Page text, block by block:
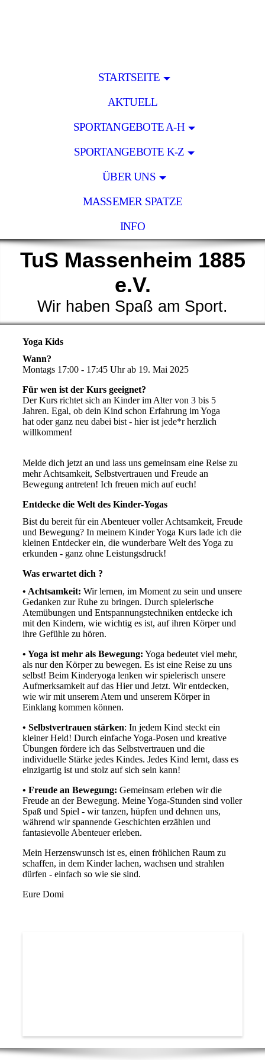
STARTSEITE
AKTUELL
SPORTANGEBOTE A-H
SPORTANGEBOTE K-Z
ÜBER UNS
MASSEMER SPATZE
INFO
TuS Massenheim 1885
e.V.
Wir haben Spaß am Sport.
Yoga Kids
Wann?
Montags 17:00 - 17:45 Uhr ab 19. Mai 2025
Für wen ist der Kurs geeignet?
Der Kurs richtet sich an Kinder im Alter von 3 bis 5
Jahren. Egal, ob dein Kind schon Erfahrung im Yoga
hat oder ganz neu dabei bist - hier ist jede*r herzlich
willkommen!
Melde dich jetzt an und lass uns gemeinsam eine Reise zu
mehr Achtsamkeit, Selbstvertrauen und Freude an
Bewegung antreten! Ich freuen mich auf euch!
Entdecke die Welt des Kinder-Yogas
Bist du bereit für ein Abenteuer voller Achtsamkeit, Freude
und Bewegung? In meinem Kinder Yoga Kurs lade ich die
kleinen Entdecker ein, die wunderbare Welt des Yoga zu
erkunden - ganz ohne Leistungsdruck!
Was erwartet dich ?
• Achtsamkeit: Wir lernen, im Moment zu sein und unsere
Gedanken zur Ruhe zu bringen. Durch spielerische
Atemübungen und Entspannungstechniken entdecke ich
mit den Kindern, wie wichtig es ist, auf ihren Körper und
ihre Gefühle zu hören.
• Yoga ist mehr als Bewegung: Yoga bedeutet viel mehr,
als nur den Körper zu bewegen. Es ist eine Reise zu uns
selbst! Beim Kinderyoga lenken wir spielerisch unsere
Aufmerksamkeit auf das Hier und Jetzt. Wir entdecken,
wie wir mit unserem Atem und unserem Körper in
Einklang kommen können.
• Selbstvertrauen stärken: In jedem Kind steckt ein
kleiner Held! Durch einfache Yoga-Posen und kreative
Übungen fördere ich das Selbstvertrauen und die
individuelle Stärke jedes Kindes. Jedes Kind lernt, dass es
einzigartig ist und stolz auf sich sein kann!
• Freude an Bewegung: Gemeinsam erleben wir die
Freude an der Bewegung. Meine Yoga-Stunden sind voller
Spaß und Spiel - wir tanzen, hüpfen und dehnen uns,
während wir spannende Geschichten erzählen und
fantasievolle Abenteuer erleben.
Mein Herzenswunsch ist es, einen fröhlichen Raum zu
schaffen, in dem Kinder lachen, wachsen und strahlen
dürfen - einfach so wie sie sind.
Eure Domi